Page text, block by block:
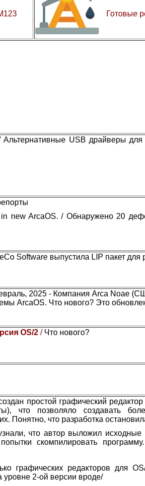
Готовые
USB драйверы для
new ArcaOS. / Обнаружено 20
eCo Software выпустила LIP пакет для
2025 - Компания Arca Noae
ArcaOS. Что нового? Это
OS/2 / Что нового?
простой графический
что позволяло создавать
Понятно, что разработка
что автор выложил исходные
скомпилировать
графических редакторов для
уровне 2-ой версии вроде/